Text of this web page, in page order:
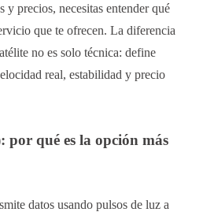
y precios, necesitas entender qué
que te ofrecen. La diferencia
no es solo técnica: define
real, estabilidad y precio
qué es la opción más
datos usando pulsos de luz a